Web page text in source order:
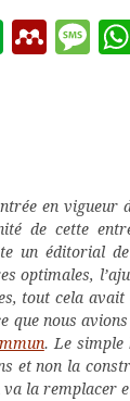
en
de cette
un éditorial de
optimales,
tout cela
que nous
. Le simple
et non la
la remplacer